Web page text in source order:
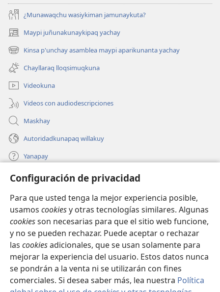
Configuración de privacidad
Para que usted tenga la mejor experiencia posible,
usamos cookiesy otras tecnologías similares. Algunas
cookiesson necesarias para que el sitio web funcione,
y no se pueden rechazar. Puede aceptar o rechazar
las cookiesadicionales, que se usan solamente para
mejorar la experiencia del usuario. Estos datos nunca
se pondrán a la venta ni se utilizarán con fines
comerciales. Si desea saber más, lea nuestra Política
¿Munawaqchu wasiykiman jamunaykuta?
Maypi juñunakunaykipaq yachay
(abre
una
nueva
ventana)
Kinsa p'unchay asamblea maypi aparikunanta yachay
(abre
una
nueva
ventana)
Chayllaraq lloqsimuqkuna
Videokuna
Videos con audiodescripciones
Maskhay
Autoridadkunapaq willakuy
Yanapay
Donacionta churanapaq
una
nueva
ventana)
INTERNETPI QELQANCHISKUNA Watchtower™
(abre
una
nueva
ventana)
JW Hub
(abre
una
nueva
ventana)
JW Library ®